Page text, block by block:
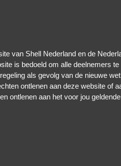
van Shell Nederland en de
is bedoeld om alle deelnemers
als gevolg van de nieuwe
ontlenen aan deze website of
ontlenen aan het voor jou geldende